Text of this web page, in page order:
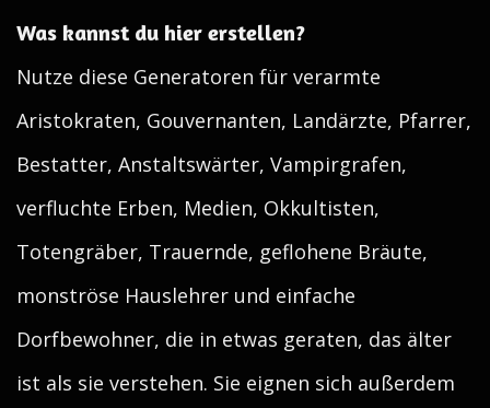
Was kannst du hier erstellen?
Nutze diese Generatoren für verarmte
Aristokraten, Gouvernanten, Landärzte, Pfarrer,
Bestatter, Anstaltswärter, Vampirgrafen,
verfluchte Erben, Medien, Okkultisten,
Totengräber, Trauernde, geflohene Bräute,
monströse Hauslehrer und einfache
Dorfbewohner, die in etwas geraten, das älter
ist als sie verstehen. Sie eignen sich außerdem